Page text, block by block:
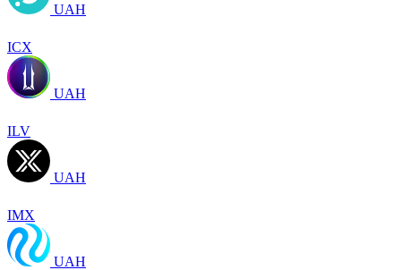
UAH
ICX
UAH
ILV
UAH
IMX
UAH